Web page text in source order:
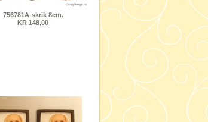
756781A-skrik 8cm.
KR 148,00